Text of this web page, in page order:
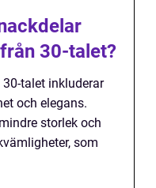
30-talet?
talet inkluderar
och elegans.
storlek och
som